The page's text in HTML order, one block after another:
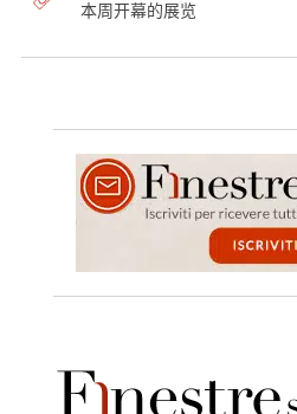
本周开幕的展览